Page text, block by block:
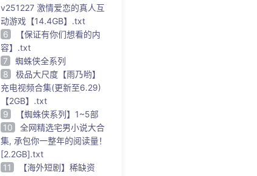
v251227 激情爱恋的真人互
动游戏【14.4GB】.txt
6
【保证有你们想看的内
容】.txt
7
蜘蛛侠全系列
8
极品大尺度【雨乃哟】
充电视频合集(更新至6.29)
【2GB】.txt
9
【蜘蛛侠系列】1~5部
10
全网精选宅男小说大合
集, 承包你一整年的阅读量！
[2.2GB].txt
11
【海外短剧】稀缺资